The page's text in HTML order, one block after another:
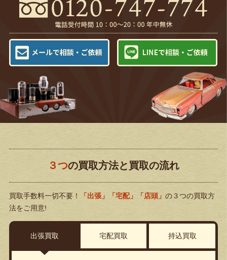
３つの買取方法と買取の流れ
買取手数料一切不要！ 「出張」「宅配」「店頭」 の３つの買取方
法をご用意!
出張買取 宅配買取 持込買取